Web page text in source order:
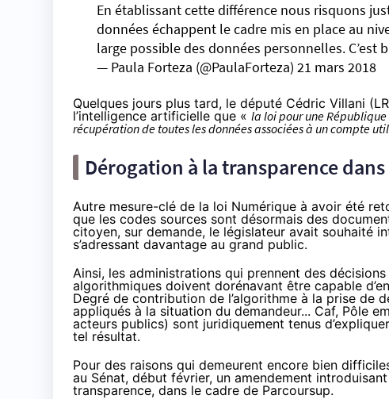
En établissant cette différence nous risquons
données échappent le cadre mis en place au
large possible des données personnelles. C’est
— Paula Forteza (@PaulaForteza) 21 mars 2018
Quelques jours plus tard, le député Cédric Villani
l’intelligence artificielle que « la loi pour une
récupération de toutes les données associées à un compte
Dérogation à la transparence
Autre mesure-clé de la loi Numérique à avoir été
que les codes sources sont désormais des
citoyen, sur demande, le législateur avait souhaité
s’adressant davantage au grand public.
Ainsi, les administrations qui prennent des
algorithmiques doivent dorénavant être capable
Degré de contribution de l’algorithme à la prise de
appliqués à la situation du demandeur... Caf, Pôle
acteurs publics) sont juridiquement tenus
tel résultat.
Pour des raisons qui demeurent encore bien
au Sénat, début février, un amendement
transparence, dans le cadre de Parcoursup.